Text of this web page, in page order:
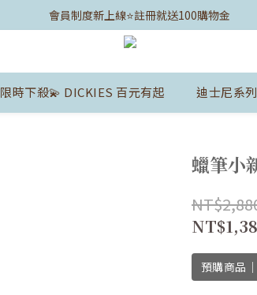
	會員制度新上線⭐️註冊就送100購物金
限時下殺💫 DICKIES 百元有起 迪士尼系列
蠟筆小
預購商品